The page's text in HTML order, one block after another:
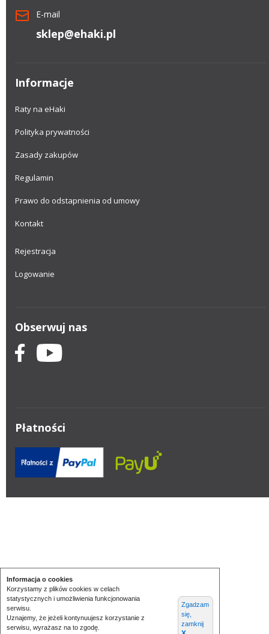
Informacja o cookies
Korzystamy z plików cookies w celach
statystycznych i umożliwienia funkcjonowania
serwisu.
Uznajemy, że jeżeli kontynuujesz korzystanie z
serwisu, wyrażasz na to zgodę.
Zgadzam
się,
zamknij
E-mail
sklep@ehaki.pl
Informacje
Raty na eHaki
Polityka prywatności
Zasady zakupów
Regulamin
Prawo do odstapnienia od umowy
Kontakt
Rejestracja
Logowanie
Obserwuj nas
Płatności